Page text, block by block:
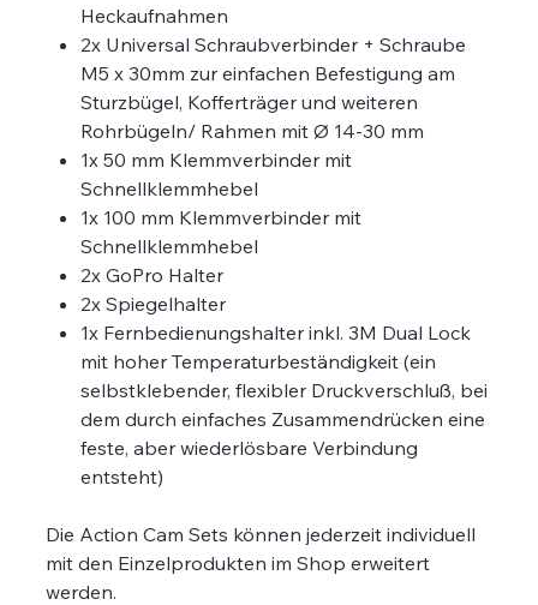
Heckaufnahmen
2x Universal Schraubverbinder + Schraube
M5 x 30mm zur einfachen Befestigung am
Sturzbügel, Kofferträger und weiteren
Rohrbügeln/ Rahmen mit Ø 14-30 mm
1x 50 mm Klemmverbinder mit
Schnellklemmhebel
1x 100 mm Klemmverbinder mit
Schnellklemmhebel
2x GoPro Halter
2x Spiegelhalter
1x Fernbedienungshalter inkl. 3M Dual Lock
mit hoher Temperaturbeständigkeit (ein
selbstklebender, flexibler Druckverschluß, bei
dem durch einfaches Zusammendrücken eine
feste, aber wiederlösbare Verbindung
entsteht)
Die Action Cam Sets können jederzeit individuell
mit den Einzelprodukten im Shop erweitert
werden.